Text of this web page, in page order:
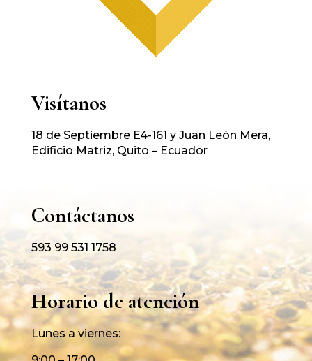
Visítanos
18 de Septiembre E4-161 y Juan León Mera,
Edificio Matriz, Quito – Ecuador
Contáctanos
593 99 531 1758
Horario de atención
Lunes a viernes: